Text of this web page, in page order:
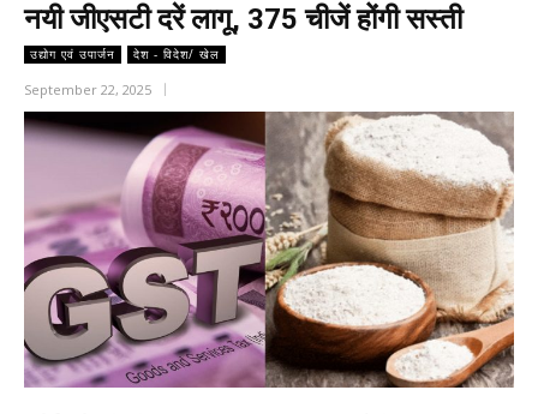
नयी जीएसटी दरें लागू, 375 चीजें होंगी सस्ती
उद्योग एवं उपार्जन देश - विदेश/ खेल
September 22, 2025